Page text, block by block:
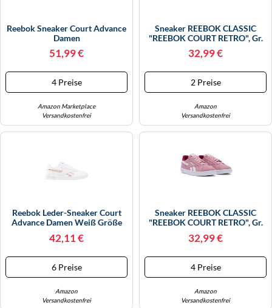
Reebok Sneaker Court Advance
Damen
CBLACK/AQUDUS/SPOGRE
Größe 41 EU
51,99 €
4 Preise
Amazon Marketplace
Versandkostenfrei
Sneaker REEBOK CLASSIC
"REEBOK COURT RETRO", Gr.
40,5, Dustyrose, Verryberry,
Weiß, Synthetik, Textil,
Weiß
32,99 €
2 Preise
Amazon
Versandkostenfrei
Reebok Leder-Sneaker Court
Advance Damen Weiß Größe
42,11 €
6 Preise
Amazon
Versandkostenfrei
Sneaker REEBOK CLASSIC
"REEBOK COURT RETRO", Gr.
Weiß, Synthetik, Textil,
Weiß
32,99 €
4 Preise
Amazon
Versandkostenfrei